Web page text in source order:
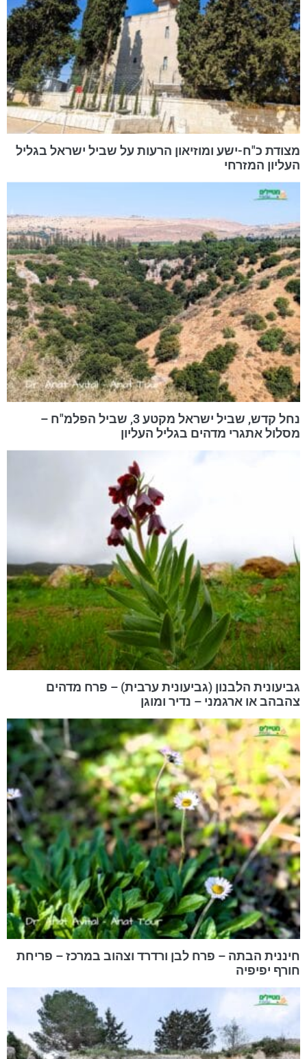
מצודת כ"ח-ישע ומוזיאון הרעות על שביל ישראל בגליל
העליון המזרחי
נחל קדש, שביל ישראל מקטע 3, שביל הפלמ"ח –
מסלול אתגרי מדהים בגליל העליון
גביעונית הלבנון (גביעונית ערבית) – פרח מדהים
צהבהב או ארגמני – נדיר ומוגן
חיננית הבתה – פרח לבן ורדרד וצהוב במרכז – פריחת
חורף יפיפיה